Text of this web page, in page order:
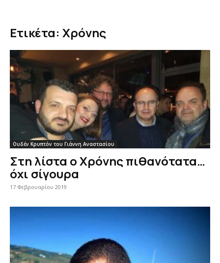
Ετικέτα: Χρόνης
Ουδέν Κρυπτόν του Γιάννη Αναστασίου
Στη λίστα ο Χρόνης πιθανότατα…
όχι σίγουρα
17 Φεβρουαρίου 2019